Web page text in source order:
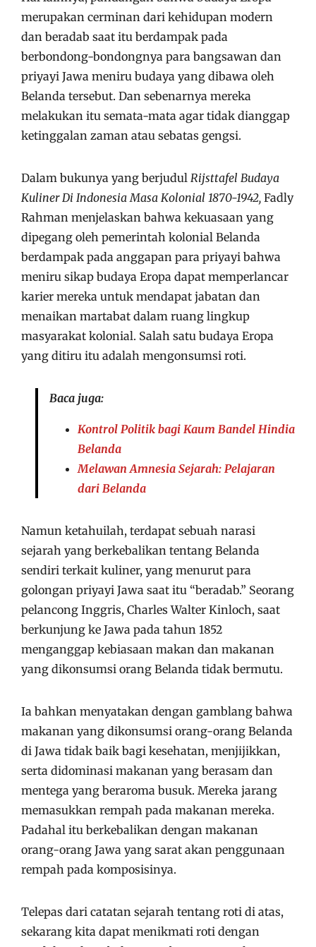
merupakan cerminan dari kehidupan modern
dan beradab saat itu berdampak pada
berbondong-bondongnya para bangsawan dan
priyayi Jawa meniru budaya yang dibawa oleh
Belanda tersebut. Dan sebenarnya mereka
melakukan itu semata-mata agar tidak dianggap
ketinggalan zaman atau sebatas gengsi.
Dalam bukunya yang berjudul Rijsttafel Budaya
Kuliner Di Indonesia Masa Kolonial 1870-1942, Fadly
Rahman menjelaskan bahwa kekuasaan yang
dipegang oleh pemerintah kolonial Belanda
berdampak pada anggapan para priyayi bahwa
meniru sikap budaya Eropa dapat memperlancar
karier mereka untuk mendapat jabatan dan
menaikan martabat dalam ruang lingkup
masyarakat kolonial. Salah satu budaya Eropa
yang ditiru itu adalah mengonsumsi roti.
Baca juga:
Kontrol Politik bagi Kaum Bandel Hindia
Belanda
Melawan Amnesia Sejarah: Pelajaran
dari Belanda
Namun ketahuilah, terdapat sebuah narasi
sejarah yang berkebalikan tentang Belanda
sendiri terkait kuliner, yang menurut para
golongan priyayi Jawa saat itu “beradab.” Seorang
pelancong Inggris, Charles Walter Kinloch, saat
berkunjung ke Jawa pada tahun 1852
menganggap kebiasaan makan dan makanan
yang dikonsumsi orang Belanda tidak bermutu.
Ia bahkan menyatakan dengan gamblang bahwa
makanan yang dikonsumsi orang-orang Belanda
di Jawa tidak baik bagi kesehatan, menjijikkan,
serta didominasi makanan yang berasam dan
mentega yang beraroma busuk. Mereka jarang
memasukkan rempah pada makanan mereka.
Padahal itu berkebalikan dengan makanan
orang-orang Jawa yang sarat akan penggunaan
rempah pada komposisinya.
Telepas dari catatan sejarah tentang roti di atas,
sekarang kita dapat menikmati roti dengan